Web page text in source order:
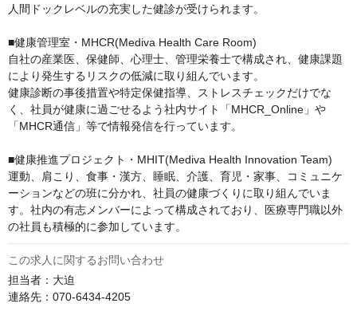
人間ドックレベルの充実した健診が受けられます。
■健康管理室・MHCR(Mediva Health Care Room)
自社の産業医、保健師、心理士、管理栄養士で構成され、健康課題
により発生するリスクの低減に取り組んでいます。
健康診断の事後措置や特定保健指導、ストレスチェックだけでな
く、社員が健康に過ごせるよう社内サイト「MHCR_Online」や
「MHCR通信」等で情報発信を行っています。
■健康推進プロジェクト・MHIT(Mediva Health Innovation Team)
運動、肩こり、食事・漢方、睡眠、介護、育児・家事、コミュニケ
ーションなどの班に分かれ、社員の健康づくりに取り組んでいま
す。社内の有志メンバーによって構成されており、医療専門職以外
の社員も積極的に参加しています。
この求人に関するお問い合わせ
担当者：大迫
連絡先：070-6434-4205